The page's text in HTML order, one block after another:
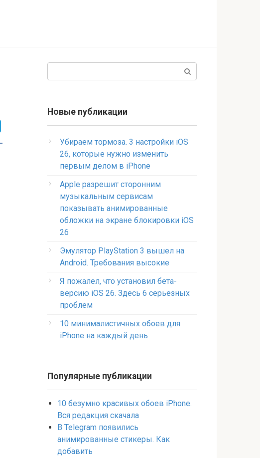
Новые публикации
Убираем тормоза. 3 настройки iOS
26, которые нужно изменить
первым делом в iPhone
Apple разрешит сторонним
музыкальным сервисам
показывать анимированные
обложки на экране блокировки iOS
26
Эмулятор PlayStation 3 вышел на
Android. Требования высокие
Я пожалел, что установил бета-
версию iOS 26. Здесь 6 серьезных
проблем
10 минималистичных обоев для
iPhone на каждый день
Популярные публикации
10 безумно красивых обоев iPhone.
Вся редакция скачала
В Telegram появились
анимированные стикеры. Как
добавить